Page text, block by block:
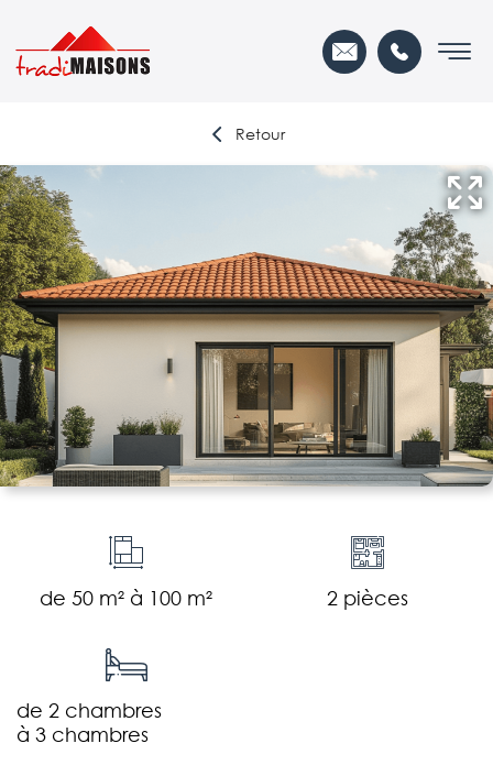
Retour
de 50 m² à 100 m² 2 pièces
de 2 chambres
à 3 chambres